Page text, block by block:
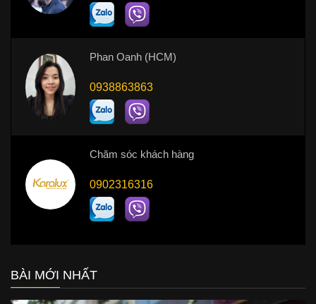
Phan Oanh (HCM)
0938863863
Chăm sóc khách hàng
0902316316
BÀI MỚI NHẤT